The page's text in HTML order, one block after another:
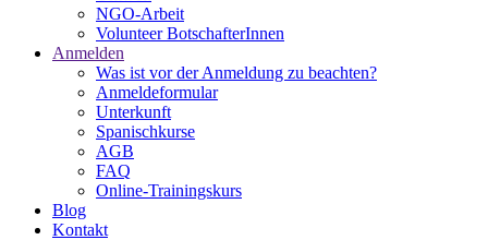
NGO-Arbeit
Volunteer BotschafterInnen
Anmelden
Was ist vor der Anmeldung zu beachten?
Anmeldeformular
Unterkunft
Spanischkurse
AGB
FAQ
Online-Trainingskurs
Blog
Kontakt